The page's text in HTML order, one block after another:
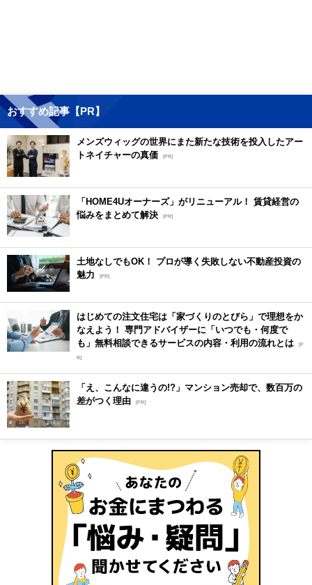
おすすめ記事【PR】
メンズウィッグの世界にまた新たな技術を投入したアー
トネイチャーの真価 [PR]
「HOME4Uオーナーズ」がリニューアル！ 賃貸経営の
悩みをまとめて解決 [PR]
土地なしでもOK！ プロが導く失敗しない不動産投資の
魅力
[PR]
はじめての注文住宅は「家づくりのとびら」で理想をか
なえよう！ 専門アドバイザーに「いつでも・何度で
も」無料相談できるサービスの内容・利用の流れとは [P
R]
「え、こんなに違うの!?」マンション売却で、数百万の
差がつく理由 [PR]